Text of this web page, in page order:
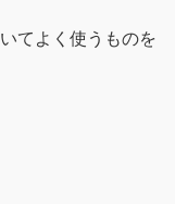
てよく使うものを